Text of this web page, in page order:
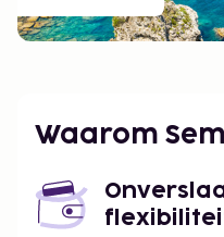
Waarom